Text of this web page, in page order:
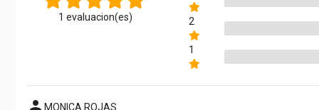
1 evaluacion(es) 2
1
person MONICA ROJAS